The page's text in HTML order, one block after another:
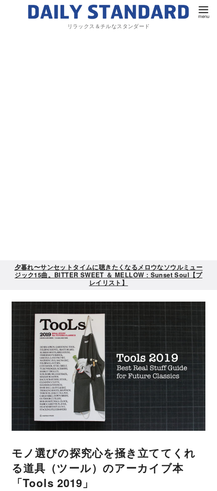
リラックス＆チルなスタンダード
夕暮れ〜サンセットタイムに聴きたくなるメロウなソウルミュー
ジック15曲。BITTER SWEET ＆ MELLOW : Sunset Soul【プ
レイリスト】
モノ選びの探究心を掻き立ててくれ
る道具（ツール）のアーカイブ本
「Tools 2019」